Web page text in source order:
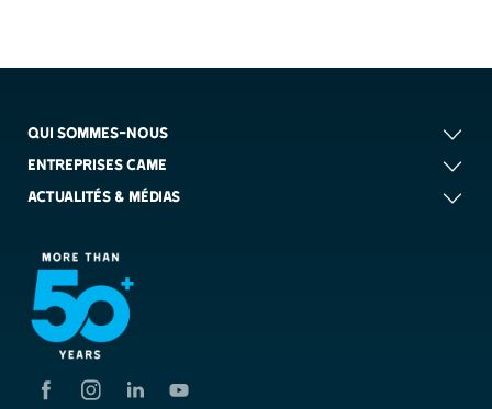
806SS-0040
Module de commande radio enfichable
QUI SOMMES-NOUS
ENTREPRISES CAME
ACTUALITÉS & MÉDIAS